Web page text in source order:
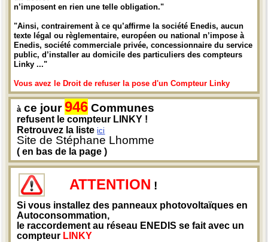
n’imposent en rien une telle obligation."
"Ainsi, contrairement à ce qu’affirme la société Enedis, aucun
texte légal ou règlementaire, européen ou national n’impose à
Enedis, société commerciale privée, concessionnaire du service
public, d’installer au domicile des particuliers des compteurs
Linky ..."
Vous avez le Droit de refuser la pose d'un Compteur Linky
à ce jour946 Communes
refusent le compteur LINKY !
Retrouvez la listeici
Site de Stéphane Lhomme
( en bas de la page )
ATTENTION !
Si vous installez des panneaux photovoltaïques en
Autoconsommation,
le raccordement au réseau ENEDIS se fait avec un
compteur LINKY